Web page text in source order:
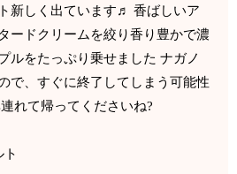
新しく出ています♬ 香ばしいア
ードクリームを絞り香り豊かで濃
ルをたっぷり乗せました ナガノ
で、すぐに終了してしまう可能性
れて帰ってくださいね?